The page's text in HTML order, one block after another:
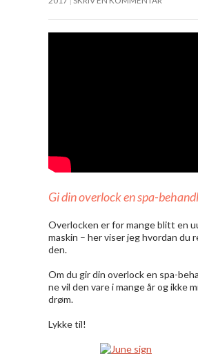
Gi din overlock en spa-
Overlocken er for mange blitt en
maskin – her viser jeg hvordan du
den.
Om du gir din overlock en spa-
ne vil den vare i mange år og ikke
drøm.
Lykke til!